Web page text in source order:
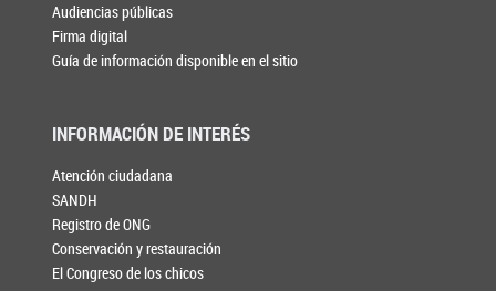
Audiencias públicas
Firma digital
Guía de información disponible en el sitio
INFORMACIÓN DE INTERÉS
Atención ciudadana
SANDH
Registro de ONG
Conservación y restauración
El Congreso de los chicos